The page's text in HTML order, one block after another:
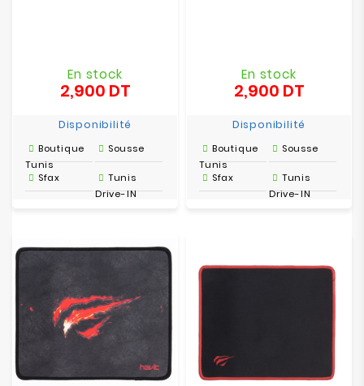
En stock
2,900 DTPrix
Disponibilité
Boutique
Tunis
Sousse
Sfax
Tunis
Drive-IN
En stock
2,900 DTPrix
Disponibilité
Boutique
Tunis
Sousse
Sfax
Tunis
Drive-IN